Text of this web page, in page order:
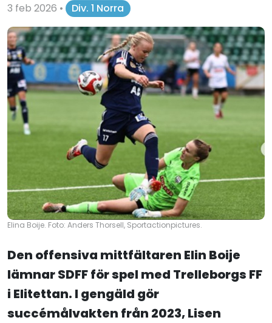
3 feb 2026 • Div. 1 Norra
Elina Boije. Foto: Anders Thorsell, Sportactionpictures.
Den offensiva mittfältaren Elin Boije
lämnar SDFF för spel med Trelleborgs FF
i Elitettan. I gengäld gör
succémålvakten från 2023, Lisen